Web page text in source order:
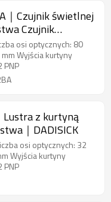
｜Czujnik świetlnej
Czujnik
｜DADISICK
osi optycznych: 80
Wyjścia kurtyny
PNP
z kurtyną
｜DADISICK
osi optycznych: 32
Wyjścia kurtyny
PNP